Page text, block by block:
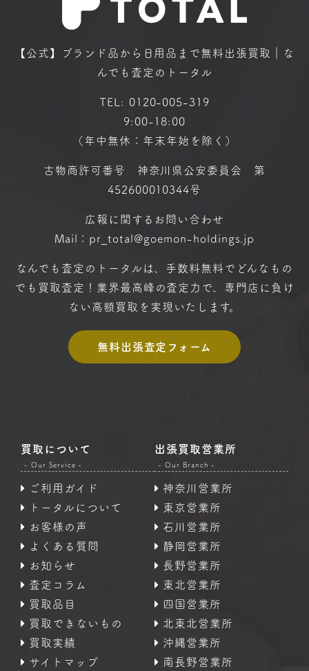
【公式】ブランド品から日用品まで無料出張買取｜な
んでも査定のトータル
TEL: 0120-005-319
9:00-18:00
（年中無休：年末年始を除く）
古物商許可番号 神奈川県公安委員会 第
452600010344号
広報に関するお問い合わせ
Mail：pr_total@goemon-holdings.jp
なんでも査定のトータルは、手数料無料で どんなもの
でも買取査定！ 業界最高峰の査定力で、専門店に 負け
ない高額買取を実現いたします。
無料出張査定フォーム
買取について
- Our Service -
ご利用ガイド
トータルについて
お客様の声
よくある質問
お知らせ
査定コラム
買取品目
買取できないもの
買取実績
サイトマップ
出張買取営業所
- Our Branch -
神奈川営業所
東京営業所
石川営業所
静岡営業所
長野営業所
東北営業所
四国営業所
北東北営業所
沖縄営業所
南長野営業所